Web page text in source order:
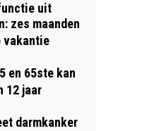
uit
zes maanden
vakantie
en 65ste kan
12 jaar
darmkanker